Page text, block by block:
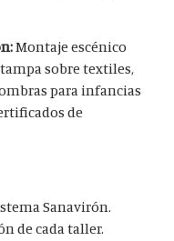
Montaje escénico
sobre textiles,
para infancias
de
Sanavirón.
de cada taller.